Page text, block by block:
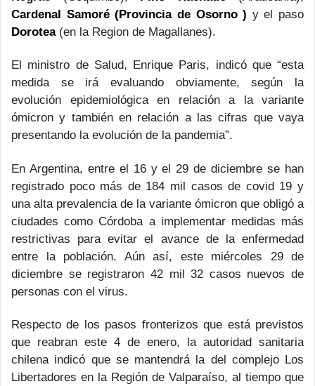
Cardenal Samoré (Provincia de Osorno ) y el paso
Dorotea(en la Region de Magallanes).
El ministro de Salud, Enrique Paris, indicó que “esta
medida se irá evaluando obviamente, según la
evolución epidemiológica en relación a la variante
ómicron y también en relación a las cifras que vaya
presentando la evolución de la pandemia”.
En Argentina, entre el 16 y el 29 de diciembre se han
registrado poco más de 184 mil casos de covid 19 y
una alta prevalencia de la variante ómicron que obligó a
ciudades como Córdoba a implementar medidas más
restrictivas para evitar el avance de la enfermedad
entre la población. Aún así, este miércoles 29 de
diciembre se registraron 42 mil 32 casos nuevos de
personas con el virus.
Respecto de los pasos fronterizos que está previstos
que reabran este 4 de enero, la autoridad sanitaria
chilena indicó que se mantendrá la del complejo Los
Libertadores en la Región de Valparaíso, al tiempo que